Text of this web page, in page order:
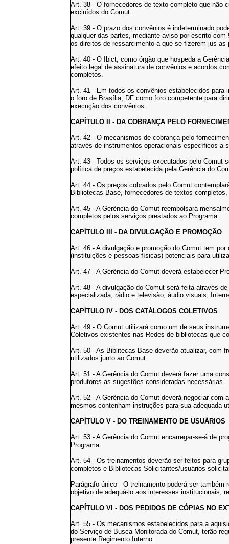
Art. 38 - O fornecedores de texto completo que não
excluídos do Comut.
Art. 39 - O prazo dos convênios é indeterminado
qualquer das partes, mediante aviso por escrito
os direitos de ressarcimento a que se fizerem jus as
Art. 40 - O Ibict, como órgão que hospeda a
efeito legal de assinatura de convênios e acordos
completos.
Art. 41 - Em todos os convênios estabelecidos para
o foro de Brasília, DF como foro competente para
execução dos convênios.
CAPÍTULO II - DA COBRANÇA PELO
Art. 42 - O mecanismos de cobrança pelo
através de instrumentos operacionais específicos a
Art. 43 - Todos os serviços executados pelo Comut
política de preços estabelecida pela Gerência do
Art. 44 - Os preços cobrados pelo Comut
Bibliotecas-Base, fornecedores de textos
Art. 45 - A Gerência do Comut reembolsará
completos pelos serviços prestados ao Programa.
CAPÍTULO III - DA DIVULGAÇÃO E PROMOÇÃO
Art. 46 - A divulgação e promoção do Comut tem
(instituições e pessoas físicas) potenciais para
Art. 47 - A Gerência do Comut deverá estabelecer
Art. 48 - A divulgação do Comut será feita através
especializada, rádio e televisão, áudio visuais,
CAPÍTULO IV - DOS CATÁLOGOS COLETIVOS
Art. 49 - O Comut utilizará como um de seus
Coletivos existentes nas Redes de bibliotecas que
Art. 50 - As Biblitecas-Base deverão atualizar, com
utilizados junto ao Comut.
Art. 51 - A Gerência do Comut deverá fazer uma
produtores as sugestões consideradas necessárias.
Art. 52 - A Gerência do Comut deverá negociar com
mesmos contenham instruções para sua adequada
CAPÍTULO V - DO TREINAMENTO DE USUÁRIOS
Art. 53 - A Gerência do Comut encarregar-se-á de
Programa.
Art. 54 - Os treinamentos deverão ser feitos para
completos e Bibliotecas Solicitantes/usuários
Parágrafo único - O treinamento poderá ser
objetivo de adequá-lo aos interesses institucionais,
CAPÍTULO VI - DOS PEDIDOS DE CÓPIAS NO
Art. 55 - Os mecanismos estabelecidos para a
do Serviço de Busca Monitorada do Comut, terão
presente Regimento Interno.